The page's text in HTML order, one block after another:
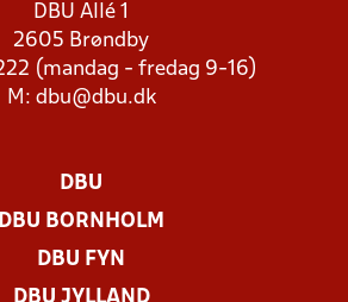
DBU Allé 1
2605 Brøndby
(mandag - fredag 9-16)
M: dbu@dbu.dk
DBU
DBU BORNHOLM
DBU FYN